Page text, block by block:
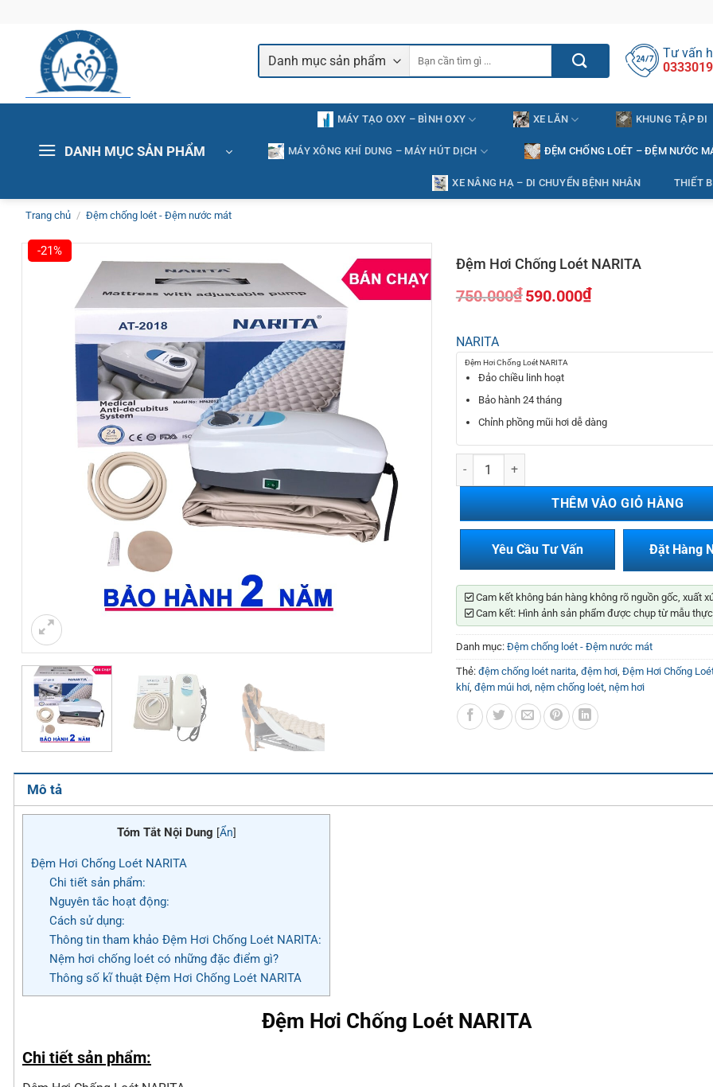
Tư vấn
DANH MỤC SẢN PHẨM
MÁY TẠO OXY – BÌNH OXY XE LĂN KHUNG TẬP ĐI
MÁY XÔNG KHÍ DUNG – MÁY HÚT DỊCH ĐỆM CHỐNG LOÉT – ĐỆM NƯỚC
XE NÂNG HẠ – DI CHUYỂN BỆNH NHÂN THIẾT
Trang chủ / Đệm chống loét - Đệm nước mát
-21%
Đệm Hơi Chống Loét NARITA
750.000₫
là:
750.000₫.
590.000₫
tại
là:
590.000₫.
NARITA
Đệm Hơi Chống Loét NARITA
Đảo chiều linh hoạt
Bảo hành 24 tháng
Chỉnh phồng mũi hơi dễ dàng
Đệm Hơi Chống Loét NARITA số lượng
THÊM VÀO GIỎ HÀNG
Yêu Cầu Tư Vấn Đặt Hàng
Cam kết không bán hàng không rõ nguồn gốc, xuất
Cam kết: Hình ảnh sản phẩm được chụp từ mẫu
Danh mục: Đệm chống loét - Đệm nước mát
Thẻ: đệm chống loét narita, đệm hơi, Đệm Hơi Chống
khí, đệm múi hơi, nệm chống loét, nệm hơi
Mô tả
Tóm Tắt Nội Dung [Ẩn]
Đệm Hơi Chống Loét NARITA
Chi tiết sản phẩm:
Nguyên tắc hoạt động:
Cách sử dụng:
Thông tin tham khảo Đệm Hơi Chống Loét NARITA:
Nệm hơi chống loét có những đặc điểm gì?
Thông số kĩ thuật Đệm Hơi Chống Loét NARITA
Đệm Hơi Chống Loét NARITA
Chi tiết sản phẩm: